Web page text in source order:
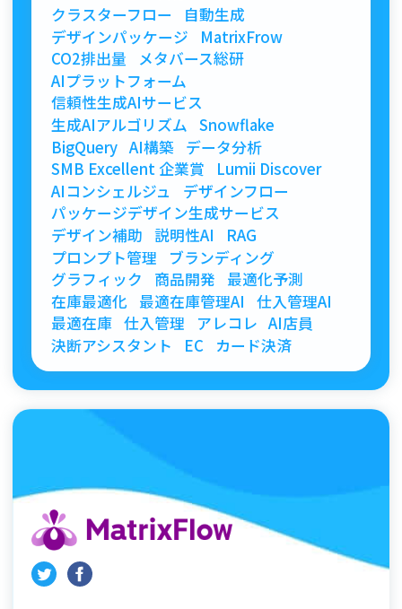
クラスターフロー
自動生成
デザインパッケージ
MatrixFrow
CO2排出量
メタバース総研
AIプラットフォーム
信頼性生成AIサービス
生成AIアルゴリズム Snowflake
BigQuery AI構築
データ分析
SMB Excellent 企業賞
Lumii Discover
AIコンシェルジュ
デザインフロー
パッケージデザイン生成サービス
デザイン補助 説明性AI
RAG
プロンプト管理
ブランディング
グラフィック
商品開発
最適化予測
在庫最適化 最適在庫管理AI
仕入管理AI
最適在庫 仕入管理 アレコレ AI店員
決断アシスタント
EC カード決済